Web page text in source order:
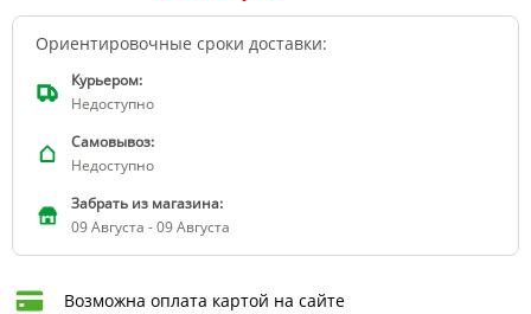
Ориентировочные сроки доставки:
Курьером:
Недоступно
Самовывоз:
Недоступно
Забрать из магазина:
09 Августа - 09 Августа
Возможна оплата картой на сайте